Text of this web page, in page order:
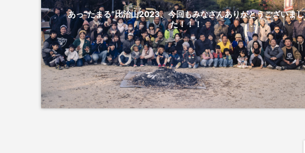
あっ“たまる”比治山2023、今回もみなさんありがとうございまし
た！！！